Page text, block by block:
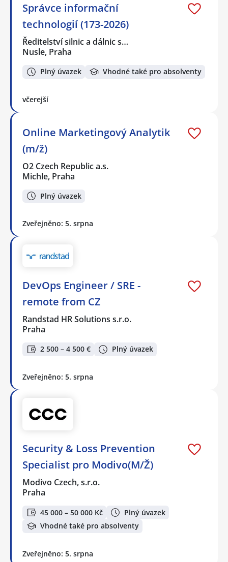
Správce informační
technologií (173-2026)
Ředitelství silnic a dálnic s…
Nusle, Praha
Plný úvazek Vhodné také pro absolventy
včerejší
Online Marketingový Analytik
(m/ž)
O2 Czech Republic a.s.
Michle, Praha
Plný úvazek
Zveřejněno: 5. srpna
DevOps Engineer / SRE -
remote from CZ
Randstad HR Solutions s.r.o.
Praha
2 500 – 4 500 € Plný úvazek
Zveřejněno: 5. srpna
Security & Loss Prevention
Specialist pro Modivo(M/Ž)
Modivo Czech, s.r.o.
Praha
45 000 – 50 000 Kč
Plný úvazek
Vhodné také pro absolventy
Zveřejněno: 5. srpna